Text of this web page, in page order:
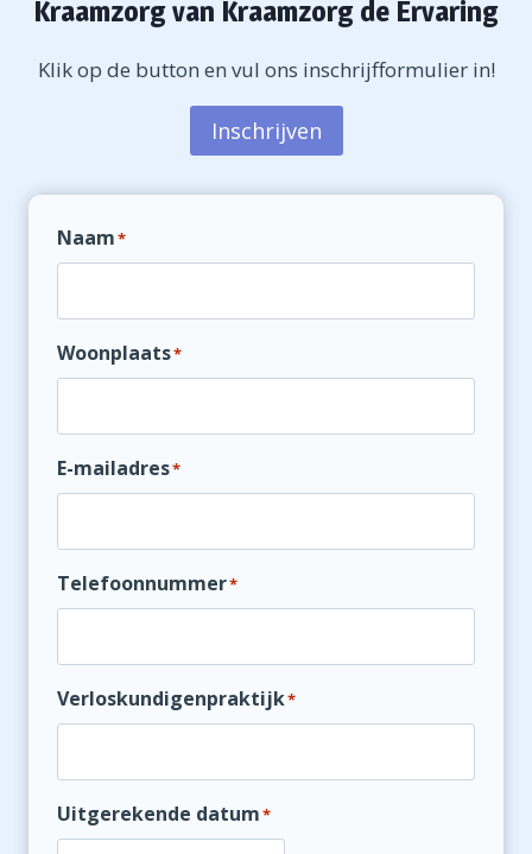
Kraamzorg van Kraamzorg de Ervaring
Klik op de button en vul ons inschrijfformulier in!
Inschrijven
Naam*
Woonplaats*
E-mailadres*
Telefoonnummer*
Verloskundigenpraktijk*
Uitgerekende datum*